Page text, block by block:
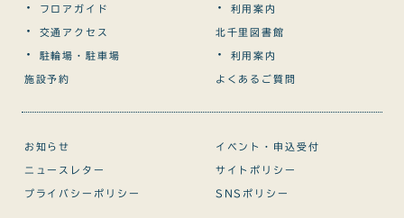
・ フロアガイド
・ 交通アクセス
・ 駐輪場・駐車場
施設予約
・ 利用案内
北千里図書館
・ 利用案内
よくあるご質問
お知らせ イベント・申込受付
ニュースレター サイトポリシー
プライバシーポリシー SNSポリシー